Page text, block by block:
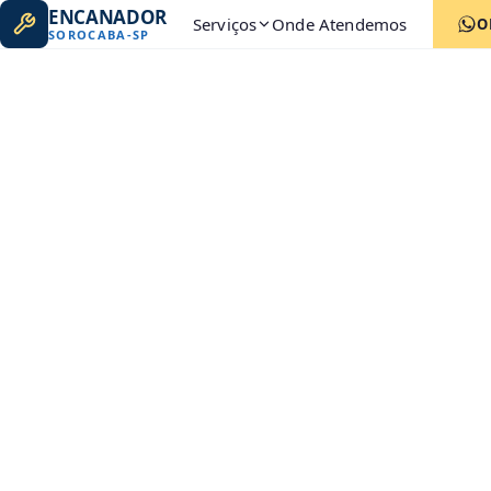
ENCANADOR
SOROCABA-SP Serviços Onde Atendemos